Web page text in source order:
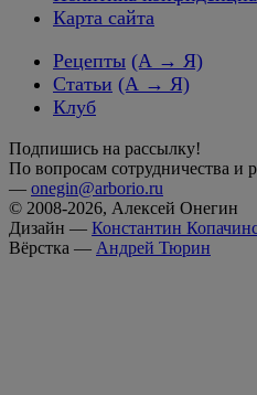
Карта сайта
Рецепты (А → Я)
Статьи (А → Я)
Клуб
Подпишись на рассылку!
По вопросам сотрудничества и
— onegin@arborio.ru
© 2008-2026, Алексей Онегин
Дизайн — Константин
Вёрстка — Андрей Тюрин